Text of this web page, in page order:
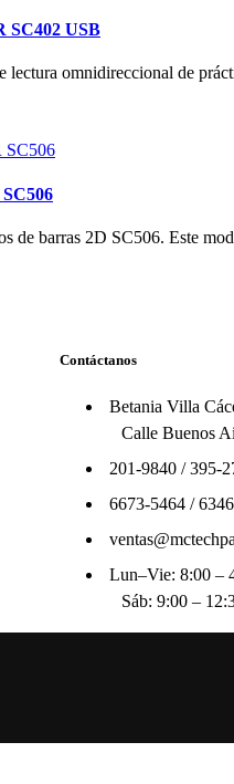
SC402 USB
omnidireccional de
de barras 2D SC506. Este
Contáctanos
Betania Villa
Calle Buenos
201-9840/395-
6673-5464/
Lun–Vie: 8:00 –
Sáb: 9:00 –